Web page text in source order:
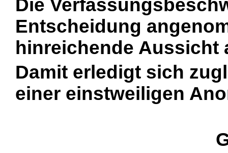
Die
Entscheidung
hinreichende Aussicht
Damit erledigt sich
einer einstweiligen